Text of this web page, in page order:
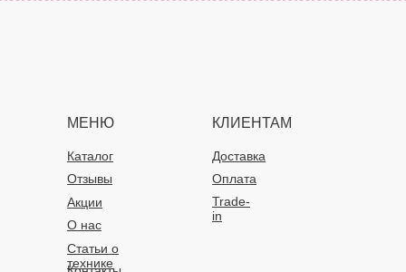
МЕНЮ КЛИЕНТАМ
Каталог
О нас
Доставка
Статьи о
технике
Оплата
Отзывы
Акции
Trade-
in